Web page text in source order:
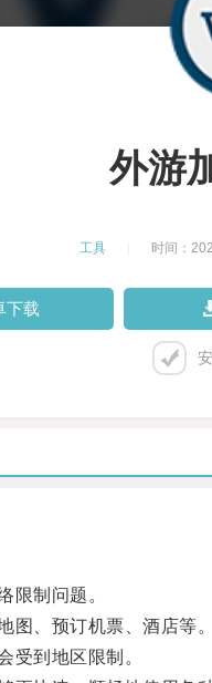
外游
工具 时间：
下载
制问题。
、预订机票、酒店等。
到地区限制。